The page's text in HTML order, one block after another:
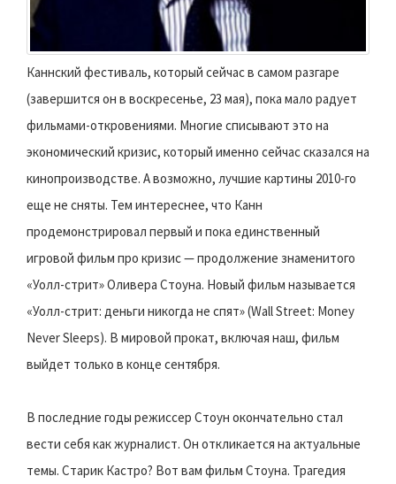
Каннский фестиваль, который сейчас в самом разгаре
(завершится он в воскресенье, 23 мая), пока мало радует
фильмами-откровениями. Многие списывают это на
экономический кризис, который именно сейчас сказался на
кинопроизводстве. А возможно, лучшие картины 2010-го
еще не сняты. Тем интереснее, что Канн
продемонстрировал первый и пока единственный
игровой фильм про кризис — продолжение знаменитого
«Уолл-стрит» Оливера Стоуна. Новый фильм называется
«Уолл-стрит: деньги никогда не спят» (Wall Street: Money
Never Sleeps). В мировой прокат, включая наш, фильм
выйдет только в конце сентября.
В последние годы режиссер Стоун окончательно стал
вести себя как журналист. Он откликается на актуальные
темы. Старик Кастро? Вот вам фильм Стоуна. Трагедия